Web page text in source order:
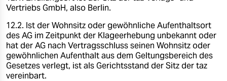
Vertriebs GmbH, also Berlin.
12.2. Ist der Wohnsitz oder gewöhnliche Aufenthaltsort
des AG im Zeitpunkt der Klageerhebung unbekannt oder
hat der AG nach Vertragsschluss seinen Wohnsitz oder
gewöhnlichen Aufenthalt aus dem Geltungsbereich des
Gesetzes verlegt, ist als Gerichtsstand der Sitz der taz
vereinbart.